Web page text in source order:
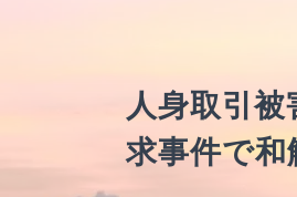
人身取引
求事件で